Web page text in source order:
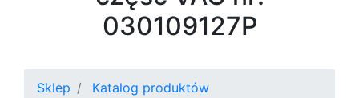
030109127P
Sklep
Katalog produktów